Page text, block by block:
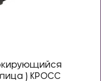
) КРОСС